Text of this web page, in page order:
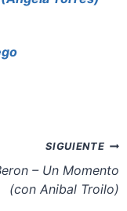
SIGUIENTE
– Un Momento
(con Anibal Troilo)